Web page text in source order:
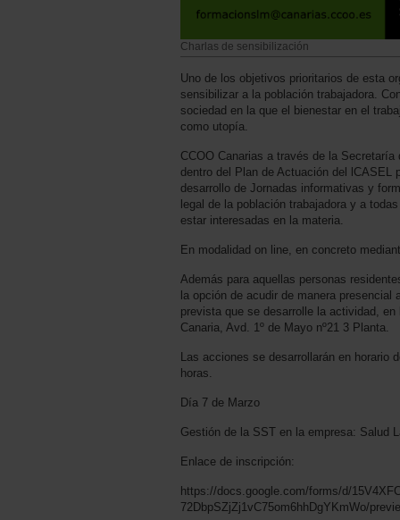
Charlas de sensibilización
Uno de los objetivos prioritarios de esta
sensibilizar a la población trabajadora.
sociedad en la que el bienestar en el
como utopía.
CCOO Canarias a través de la
dentro del Plan de Actuación del lCASEL
desarrollo de Jornadas informativas y
legal de la población trabajadora y a
estar interesadas en la materia.
En modalidad on line, en concreto
Además para aquellas personas
la opción de acudir de manera presencial
prevista que se desarrolle la actividad,
Canaria, Avd. 1º de Mayo nº21 3 Planta.
Las acciones se desarrollarán en horario
horas.
Día 7 de Marzo
Gestión de la SST en la empresa: Salud
Enlace de inscripción:
https://docs.google.com/forms/d/
72DbpSZjZj1vC75om6hhDgYKmWo/